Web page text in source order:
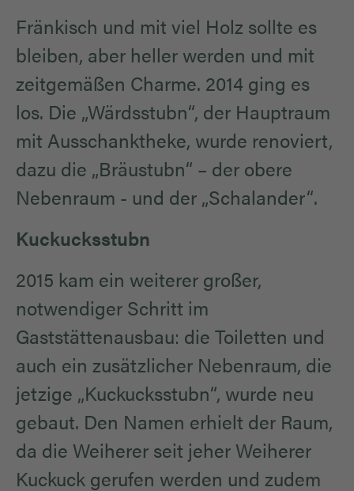
Fränkisch und mit viel Holz sollte es
bleiben, aber heller werden und mit
zeitgemäßen Charme. 2014 ging es
los. Die „Wärdsstubn“, der Hauptraum
mit Ausschanktheke, wurde renoviert,
dazu die „Bräustubn“ – der obere
Nebenraum - und der „Schalander“.
Kuckucksstubn
2015 kam ein weiterer großer,
notwendiger Schritt im
Gaststättenausbau: die Toiletten und
auch ein zusätzlicher Nebenraum, die
jetzige „Kuckucksstubn“, wurde neu
gebaut. Den Namen erhielt der Raum,
da die Weiherer seit jeher Weiherer
Kuckuck gerufen werden und zudem